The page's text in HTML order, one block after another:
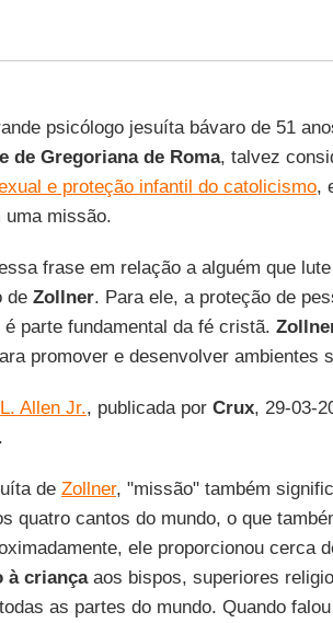
psicólogo jesuíta bávaro de 51
de Gregoriana de Roma, talvez
e proteção infantil do catolicismo,
uma missão.
frase em relação a alguém que
de Zollner. Para ele, a proteção de
é parte fundamental da fé cristã.
promover e desenvolver ambientes
Allen Jr., publicada por Crux, 29-03-
de Zollner, "missão" também
quatro cantos do mundo, o que
ele proporcionou cerca
à criançaaos bispos, superiores
as partes do mundo. Quando